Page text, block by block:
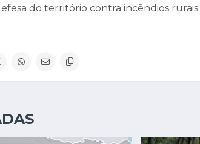
do território contra incêndios rurais.